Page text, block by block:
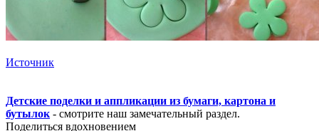
Источник
Детские поделки и аппликации из бумаги, картона и
бутылок - смотрите наш замечательный раздел.
Поделиться вдохновением